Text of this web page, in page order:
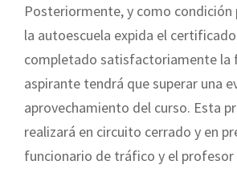
Posteriormente, y como condición
la autoescuela expida el
completado satisfactoriamente la
aspirante tendrá que superar una
aprovechamiento del curso. Esta
realizará en circuito cerrado y en
funcionario de tráfico y el profesor